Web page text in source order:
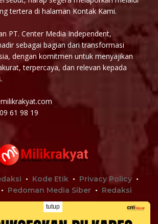
tertera di halaman Kontak Kami.
PT. Center Media Independent,
sebagai bagian dari transformasi
dengan komitmen untuk menyajikan
terpercaya, dan relevan kepada
61 98 19
Kode Etik
Privacy Policy
Pedoman Media Siber Redaksi
Terhubung Dengan Kami
tutup